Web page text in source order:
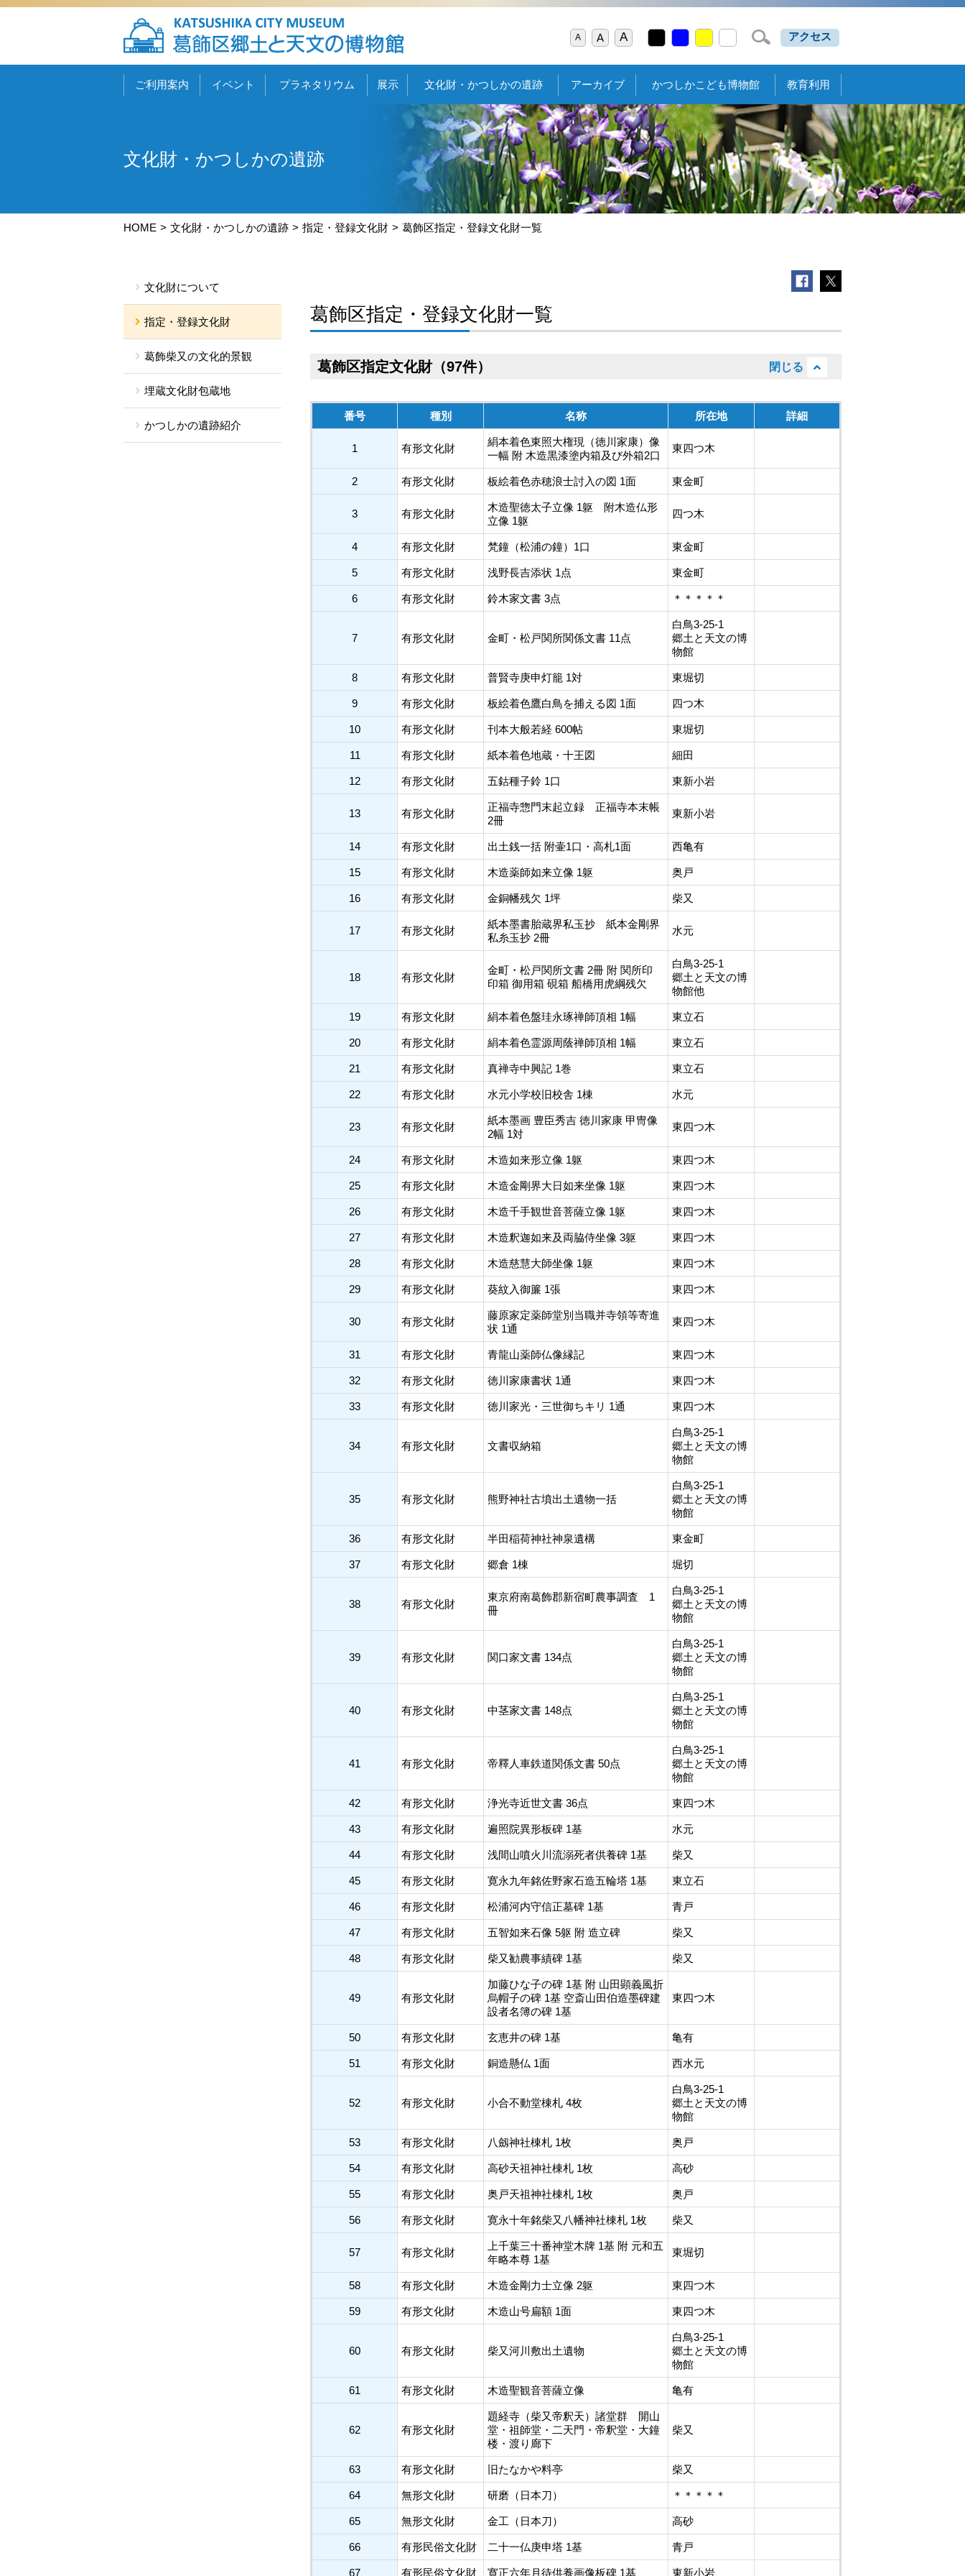
A A A アクセス
ご利用案内 イベント プラネタリウム 展示 文化財・かつしかの遺跡 アーカイブ かつしかこども博物館 教育利用
文化財・かつしかの遺跡
HOME 文化財・かつしかの遺跡 指定・登録文化財 葛飾区指定・登録文化財一覧
文化財について
指定・登録文化財
葛飾柴又の文化的景観
埋蔵文化財包蔵地
かつしかの遺跡紹介
葛飾区指定・登録文化財一覧
葛飾区指定文化財（97件）
番号 種別 名称 所在地 詳細
1 有形文化財
絹本着色東照大権現（徳川家康）像
一幅 附 木造黒漆塗内箱及び外箱2口
東四つ木
2 有形文化財 板絵着色赤穂浪士討入の図 1面 東金町
3 有形文化財
木造聖徳太子立像 1躯 附木造仏形
立像 1躯
四つ木
4 有形文化財 梵鐘（松浦の鐘）1口 東金町
5 有形文化財 浅野長吉添状 1点 東金町
6 有形文化財 鈴木家文書 3点 ＊＊＊＊＊
7 有形文化財 金町・松戸関所関係文書 11点
白鳥3-25-1
郷土と天文の博
物館
8 有形文化財 普賢寺庚申灯籠 1対 東堀切
9 有形文化財 板絵着色鷹白鳥を捕える図 1面 四つ木
10 有形文化財 刊本大般若経 600帖 東堀切
11 有形文化財 紙本着色地蔵・十王図 細田
12 有形文化財 五鈷種子鈴 1口 東新小岩
13 有形文化財
正福寺惣門末起立録 正福寺本末帳
2冊
東新小岩
14 有形文化財 出土銭一括 附壷1口・高札1面 西亀有
15 有形文化財 木造薬師如来立像 1躯 奥戸
16 有形文化財 金銅幡残欠 1坪 柴又
17 有形文化財
紙本墨書胎蔵界私玉抄 紙本金剛界
私糸玉抄 2冊
水元
18 有形文化財
金町・松戸関所文書 2冊 附 関所印
印箱 御用箱 硯箱 船橋用虎綱残欠
白鳥3-25-1
郷土と天文の博
物館他
19 有形文化財 絹本着色盤珪永琢禅師頂相 1幅 東立石
20 有形文化財 絹本着色霊源周蔭禅師頂相 1幅 東立石
21 有形文化財 真禅寺中興記 1巻 東立石
22 有形文化財 水元小学校旧校舎 1棟 水元
23 有形文化財
紙本墨画 豊臣秀吉 徳川家康 甲冑像
2幅 1対
東四つ木
24 有形文化財 木造如来形立像 1躯 東四つ木
25 有形文化財 木造金剛界大日如来坐像 1躯 東四つ木
26 有形文化財 木造千手観世音菩薩立像 1躯 東四つ木
27 有形文化財 木造釈迦如来及両脇侍坐像 3躯 東四つ木
28 有形文化財 木造慈慧大師坐像 1躯 東四つ木
29 有形文化財 葵紋入御簾 1張 東四つ木
30 有形文化財
藤原家定薬師堂別当職并寺領等寄進
状 1通
東四つ木
31 有形文化財 青龍山薬師仏像縁記 東四つ木
32 有形文化財 徳川家康書状 1通 東四つ木
33 有形文化財 徳川家光・三世御ちキリ 1通 東四つ木
34 有形文化財 文書収納箱
白鳥3-25-1
郷土と天文の博
物館
35 有形文化財 熊野神社古墳出土遺物一括
白鳥3-25-1
郷土と天文の博
物館
36 有形文化財 半田稲荷神社神泉遺構 東金町
37 有形文化財 郷倉 1棟 堀切
38 有形文化財
東京府南葛飾郡新宿町農事調査 1
冊
白鳥3-25-1
郷土と天文の博
物館
39 有形文化財 関口家文書 134点
白鳥3-25-1
郷土と天文の博
物館
40 有形文化財 中茎家文書 148点
白鳥3-25-1
郷土と天文の博
物館
41 有形文化財 帝釋人車鉄道関係文書 50点
白鳥3-25-1
郷土と天文の博
物館
42 有形文化財 浄光寺近世文書 36点 東四つ木
43 有形文化財 遍照院異形板碑 1基 水元
44 有形文化財 浅間山噴火川流溺死者供養碑 1基 柴又
45 有形文化財 寛永九年銘佐野家石造五輪塔 1基 東立石
46 有形文化財 松浦河内守信正墓碑 1基 青戸
47 有形文化財 五智如来石像 5躯 附 造立碑 柴又
48 有形文化財 柴又勧農事績碑 1基 柴又
49 有形文化財
加藤ひな子の碑 1基 附 山田顕義風折
烏帽子の碑 1基 空斎山田伯造墨碑建
設者名簿の碑 1基
東四つ木
50 有形文化財 玄恵井の碑 1基 亀有
51 有形文化財 銅造懸仏 1面 西水元
52 有形文化財 小合不動堂棟札 4枚
白鳥3-25-1
郷土と天文の博
物館
53 有形文化財 八劔神社棟札 1枚 奥戸
54 有形文化財 高砂天祖神社棟札 1枚 高砂
55 有形文化財 奥戸天祖神社棟札 1枚 奥戸
56 有形文化財 寛永十年銘柴又八幡神社棟札 1枚 柴又
57 有形文化財
上千葉三十番神堂木牌 1基 附 元和五
年略本尊 1基
東堀切
58 有形文化財 木造金剛力士立像 2躯 東四つ木
59 有形文化財 木造山号扁額 1面 東四つ木
60 有形文化財 柴又河川敷出土遺物
白鳥3-25-1
郷土と天文の博
物館
61 有形文化財 木造聖観音菩薩立像 亀有
62 有形文化財
題経寺（柴又帝釈天）諸堂群 開山
堂・祖師堂・二天門・帝釈堂・大鐘
楼・渡り廊下
柴又
63 有形文化財 旧たなかや料亭 柴又
64 無形文化財 研磨（日本刀） ＊＊＊＊＊
65 無形文化財 金工（日本刀） 高砂
66 有形民俗文化財 二十一仏庚申塔 1基 青戸
67 有形民俗文化財 寛正六年月待供養画像板碑 1基 東新小岩